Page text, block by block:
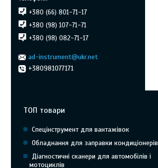
+380 (66) 801-71-17
+380 (98) 107-71-71
+380 (98) 082-71-17
ad-instrument@ukr.net
+380981077171
ТОП товари
Спецінструмент для вантажівок
Обладнання для заправки кондиціонерів
Діагностичні сканери для автомобілів і
мотоциклів